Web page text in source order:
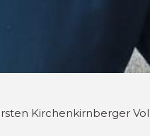
Kirchenkirnberger